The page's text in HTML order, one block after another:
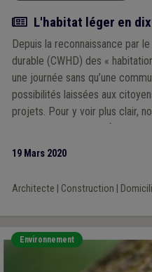
Actualité
L'habitat léger en
Depuis la reconnaissance par
durable (CWHD) des «
une journée sans qu’une
possibilités laissées aux
projets. Pour y voir plus clair,
les questions les plus
19 Mars 2020
Architecte Construction
Environnement